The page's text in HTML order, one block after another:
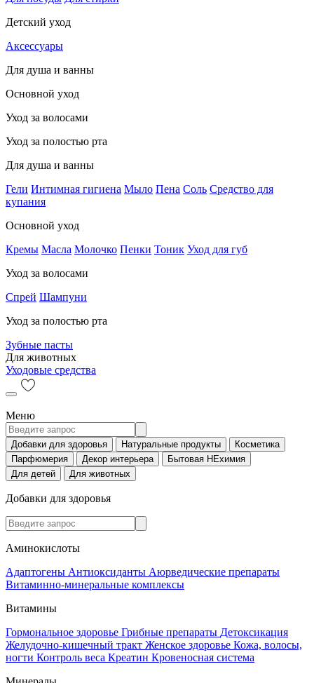
Детский уход
Аксессуары
Для душа и ванны
Основной уход
Уход за волосами
Уход за полостью рта
Для душа и ванны
Гели Интимная гигиена Мыло Пена Соль Средство для
купания
Основной уход
Кремы Масла Молочко Пенки Тоник Уход для губ
Уход за волосами
Спрей Шампуни
Уход за полостью рта
Зубные пасты
Для животных
Уходовые средства
Меню
Добавки для здоровья Натуральные продукты
Косметика
Парфюмерия
Декор интерьера
Бытовая НЕхимия
Для детей
Для животных
Добавки для здоровья
Аминокислоты
Адаптогены Антиоксиданты Аюрведические препараты
Витаминно-минеральные комплексы
Витамины
Гормональное здоровье Грибные препараты Детоксикация
Желудочно-кишечный тракт Женское здоровье Кожа, волосы,
ногти Контроль веса Креатин Кровеносная система